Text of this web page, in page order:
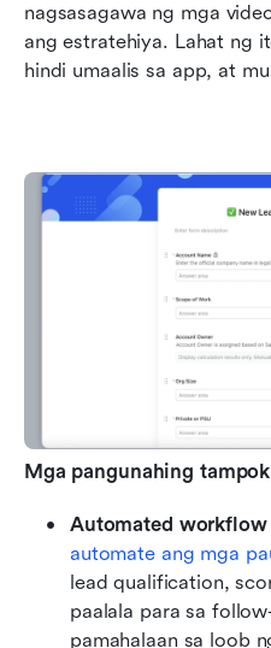
nagsasagawa ng mga
ang estratehiya. Lahat ng
hindi umaalis sa app, at
Mga pangunahing tampok
Automated
automate ang mga
lead qualification,
paalala para sa
pamahalaan sa loob